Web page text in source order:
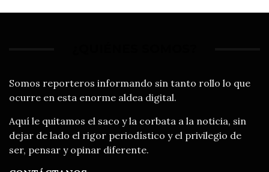
Somos reporteros informando sin tanto rollo lo que
ocurre en esta enorme aldea digital.
Aquí le quitamos el saco y la corbata a la noticia, sin
dejar de lado el rigor periodístico y el privilegio de
ser, pensar y opinar diferente.